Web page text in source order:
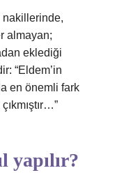
nakillerinde,
almayan;
eklediği
“Eldem’in
en önemli fark
yapılır?